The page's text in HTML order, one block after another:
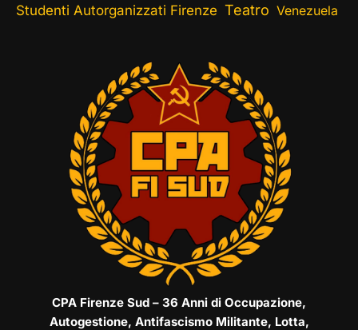
Studenti Autorganizzati Firenze Teatro Venezuela
CPA Firenze Sud – 36 Anni di Occupazione,
Autogestione, Antifascismo Militante, Lotta,